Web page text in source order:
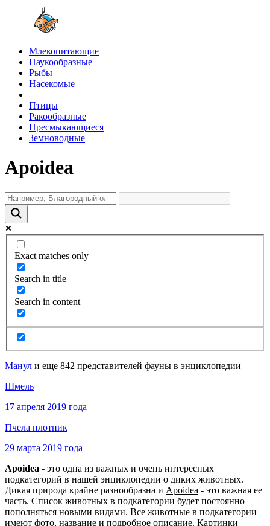
Млекопитающие
Паукообразные
Рыбы
Насекомые
Птицы
Ракообразные
Пресмыкающиеся
Земноводные
Apoidea
Exact matches only
Search in title
Search in content
Манул и еще 842 представителей фауны в энциклопедии
Шмель
17 апреля 2019 года
Пчела плотник
29 марта 2019 года
Apoidea - это одна из важных и очень интересных
подкатегорий в нашей энциклопедии о диких животных.
Дикая природа крайне разнообразна и Apoidea - это важная ее
часть. Список животных в подкатегории будет постоянно
пополняться новыми видами. Все животные в подкатегории
имеют фото, название и подробное описание. Картинки